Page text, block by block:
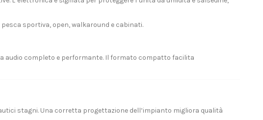
sportiva, open, walkaround e cabinati.
audio completo e performante. Il formato compatto facilita
stagni. Una corretta progettazione dell’impianto migliora qualità